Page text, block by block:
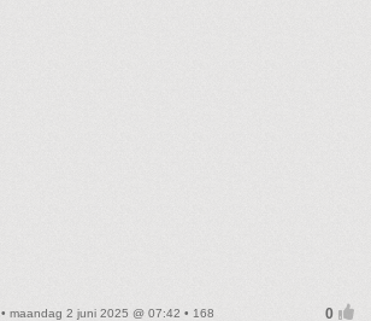
• maandag 2 juni 2025 @ 07:42 • 168